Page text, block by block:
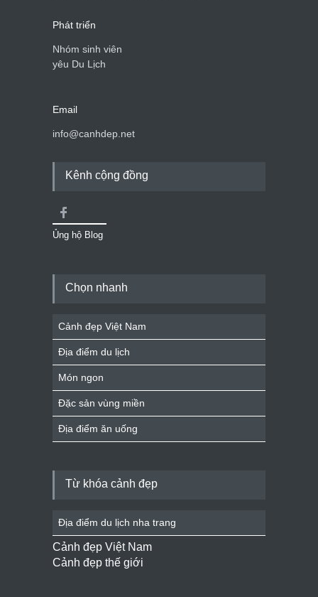
Phát triển
Nhóm sinh viên
yêu Du Lịch
Email
info@canhdep.net
Kênh cộng đồng
Ủng hộ Blog
Chọn nhanh
Cảnh đẹp Việt Nam
Địa điểm du lịch
Món ngon
Đặc sản vùng miền
Địa điểm ăn uống
Từ khóa cảnh đẹp
Địa điểm du lịch nha trang
Cảnh đẹp Việt Nam
Cảnh đẹp thế giới